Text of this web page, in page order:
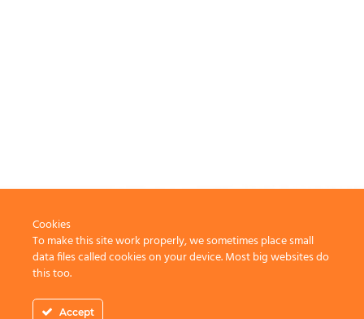
Cookies
To make this site work properly, we sometimes place small
data files called cookies on your device. Most big websites do
this too.
Accept